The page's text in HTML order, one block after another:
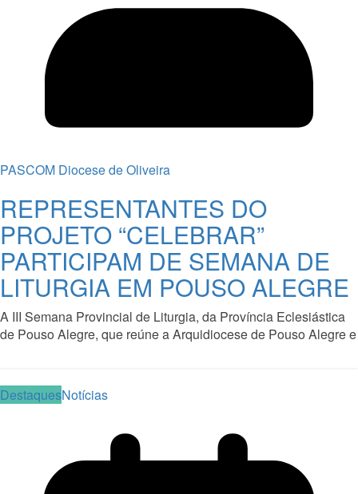
PASCOM Diocese de Oliveira
REPRESENTANTES DO
PROJETO “CELEBRAR”
PARTICIPAM DE SEMANA DE
LITURGIA EM POUSO ALEGRE
A III Semana Provincial de Liturgia, da Província Eclesiástica
de Pouso Alegre, que reúne a Arquidiocese de Pouso Alegre e
DestaquesNotícias